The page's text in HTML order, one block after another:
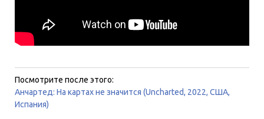
Посмотрите после этого:
Анчартед: На картах не значится (Uncharted, 2022, США,
Испания)